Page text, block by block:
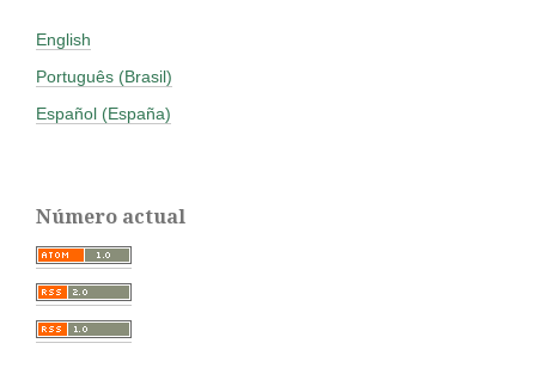
English
Português (Brasil)
Español (España)
Número actual